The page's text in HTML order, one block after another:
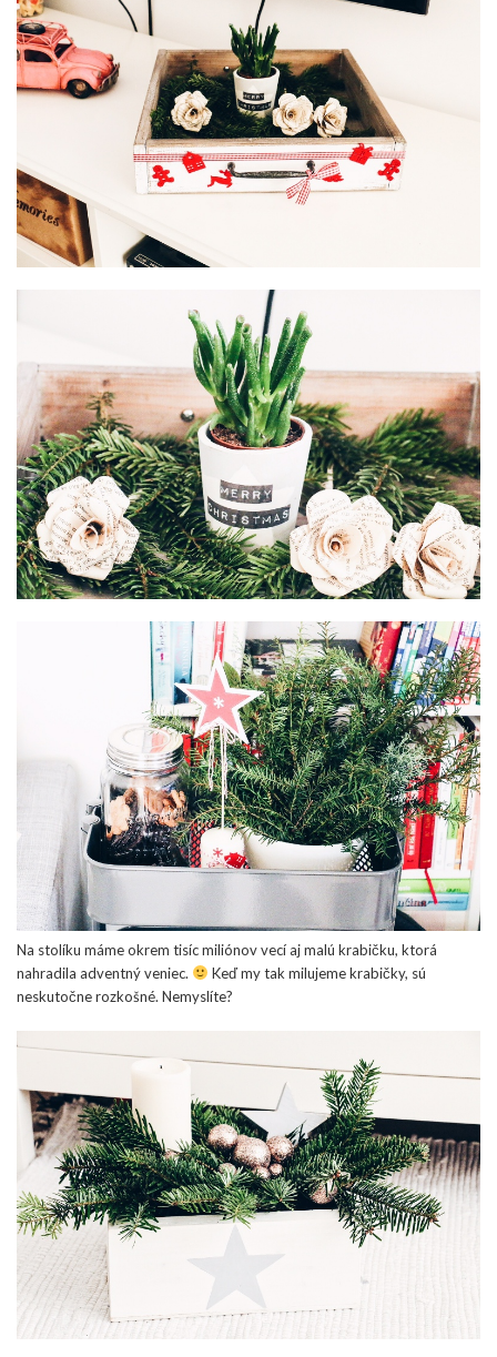
Na stolíku máme okrem tisíc miliónov vecí aj malú krabičku, ktorá
nahradila adventný veniec.
Keď my tak milujeme krabičky, sú
neskutočne rozkošné. Nemyslíte?